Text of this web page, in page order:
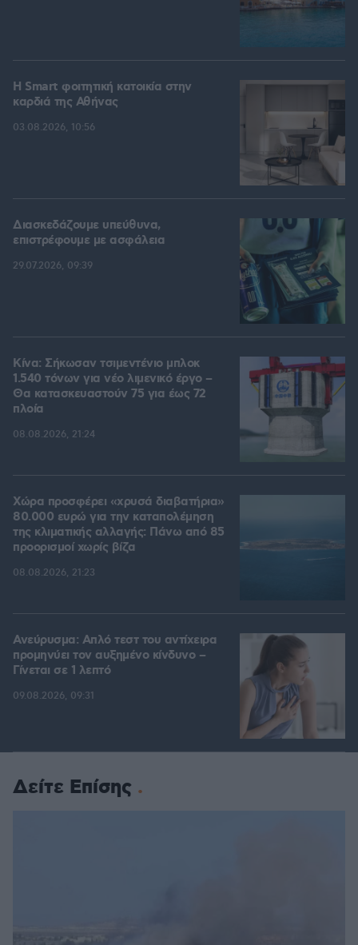
Η Smart φοιτητική κατοικία στην
καρδιά της Αθήνας
03.08.2026, 10:56
Διασκεδάζουμε υπεύθυνα,
επιστρέφουμε με ασφάλεια
29.07.2026, 09:39
Κίνα: Σήκωσαν τσιμεντένιο μπλοκ
1.540 τόνων για νέο λιμενικό έργο –
Θα κατασκευαστούν 75 για έως 72
πλοία
08.08.2026, 21:24
Χώρα προσφέρει «χρυσά διαβατήρια»
80.000 ευρώ για την καταπολέμηση
της κλιματικής αλλαγής: Πάνω από 85
προορισμοί χωρίς βίζα
08.08.2026, 21:23
Ανεύρυσμα: Απλό τεστ του αντίχειρα
προμηνύει τον αυξημένο κίνδυνο –
Γίνεται σε 1 λεπτό
09.08.2026, 09:31
Δείτε Επίσης